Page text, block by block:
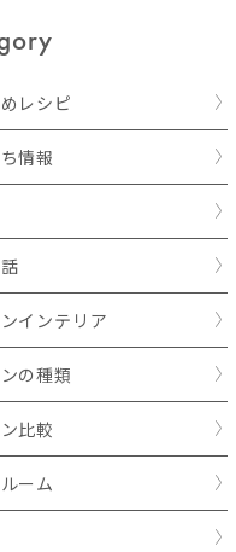
レシピ
情報
インテリア
の種類
比較
ーム